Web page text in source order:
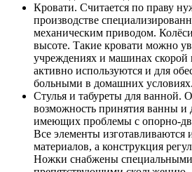
Кровати. Считается по праву
производстве
механическим приводом.
высоте. Такие кровати можно
учреждениях и машинах
активно используются и для
больными в домашних условиях.
Стулья и табуреты для ванной.
возможность принятия ванны и
имеющих проблемы с опорно-
Все элементы изготавливаются
материалов, а конструкция
Ножки снабжены